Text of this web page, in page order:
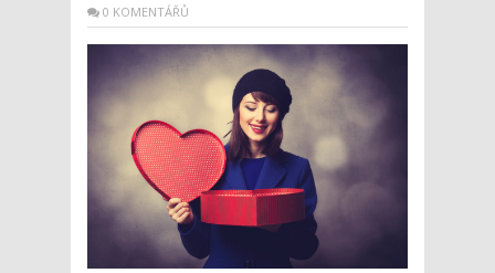
0 KOMENTÁŘŮ